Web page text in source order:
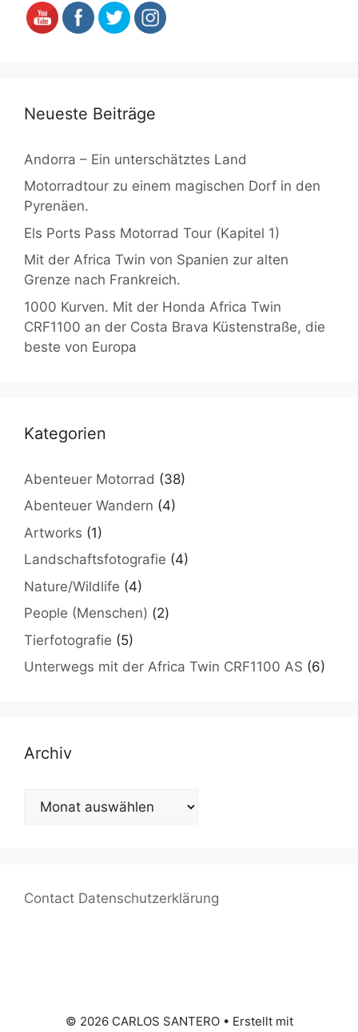
Neueste Beiträge
Andorra – Ein unterschätztes Land
Motorradtour zu einem magischen Dorf in den
Pyrenäen.
Els Ports Pass Motorrad Tour (Kapitel 1)
Mit der Africa Twin von Spanien zur alten
Grenze nach Frankreich.
1000 Kurven. Mit der Honda Africa Twin
CRF1100 an der Costa Brava Küstenstraße, die
beste von Europa
Kategorien
Abenteuer Motorrad (38)
Abenteuer Wandern (4)
Artworks (1)
Landschaftsfotografie (4)
Nature/Wildlife (4)
People (Menschen) (2)
Tierfotografie (5)
Unterwegs mit der Africa Twin CRF1100 AS (6)
Archiv
Archiv
Contact Datenschutzerklärung
© 2026 CARLOS SANTERO• Erstellt mit